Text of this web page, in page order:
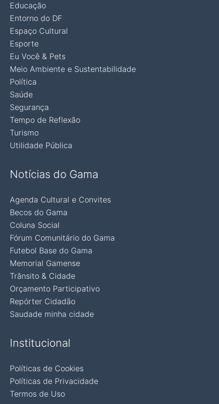
Educação
Entorno do DF
Espaço Cultural
Esporte
Eu Você & Pets
Meio Ambiente e Sustentabilidade
Política
Saúde
Segurança
Tempo de Reflexão
Turismo
Utilidade Pública
Notícias do Gama
Agenda Cultural e Convites
Becos do Gama
Coluna Social
Fórum Comunitário do Gama
Futebol Base do Gama
Memorial Gamense
Trânsito & Cidade
Orçamento Participativo
Repórter Cidadão
Saudade minha cidade
Institucional
Políticas de Cookies
Políticas de Privacidade
Termos de Uso